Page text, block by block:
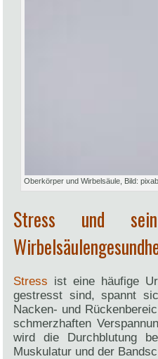
Oberkörper und Wirbelsäule, Bild:
Stress und
Stress ist eine häufige
gestresst sind, spannt
Nacken- und
schmerzhaften
wird die Durchblutung
Muskulatur und der